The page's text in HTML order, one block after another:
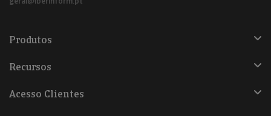
Produtos
Recursos
Acesso Clientes